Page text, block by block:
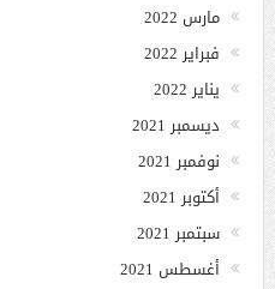
مارس 2022
فبراير 2022
يناير 2022
ديسمبر 2021
نوفمبر 2021
أكتوبر 2021
سبتمبر 2021
أغسطس 2021